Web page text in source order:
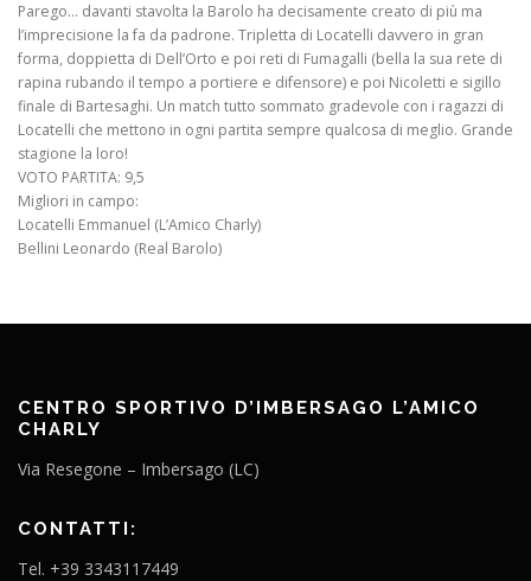
Parego… davanti stavolta la Barolo ha decisamente creato di più ma
l’imprecisione la fa da padrone. Tripletta di Locatelli davvero in gran
forma, doppietta di Dell’Orto e poi reti di Fumagalli (bella la sua rete di
rapina rubando il tempo a portiere e difensore) e poi Nicoletti e sigillo
finale di Bartesaghi. Un match tutto sommato gradevole con i ragazzi di
Locatelli che mettono in ogni partita sempre qualcosa di meglio. Grande
stagione la loro!
VOTO PARTITA: 9,5
Migliori in campo:
Locatelli Emmanuel (L’Amico Charly)
Bellini Leonardo (Real Barolo)
CENTRO SPORTIVO D’IMBERSAGO L’AMICO
CHARLY
Via Resegone – Imbersago (LC)
CONTATTI:
Tel. +39 3343117449